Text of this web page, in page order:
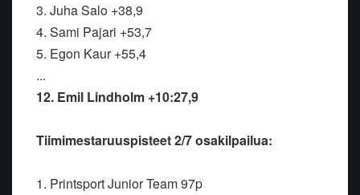
3. Juha Salo +38,9
4. Sami Pajari +53,7
5. Egon Kaur +55,4
...
12. Emil Lindholm +10:27,9
Tiimimestaruuspisteet 2/7 osakilpailua:
1. Printsport Junior Team 97p